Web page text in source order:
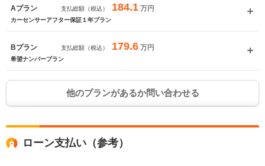
Aプラン 支払総額（税込） 184.1 万円
カーセンサーアフター保証１年プラン
Bプラン 支払総額（税込） 179.6 万円
希望ナンバープラン
他のプランがあるか問い合わせる
ローン支払い（参考）